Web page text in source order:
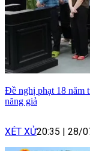
Đề nghị phạt 18 năm
năng giả
XÉT XỬ20:35 | 28/